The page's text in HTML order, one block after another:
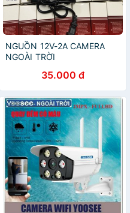
NGUỒN 12V-2A CAMERA
NGOÀI TRỜI
35.000 đ